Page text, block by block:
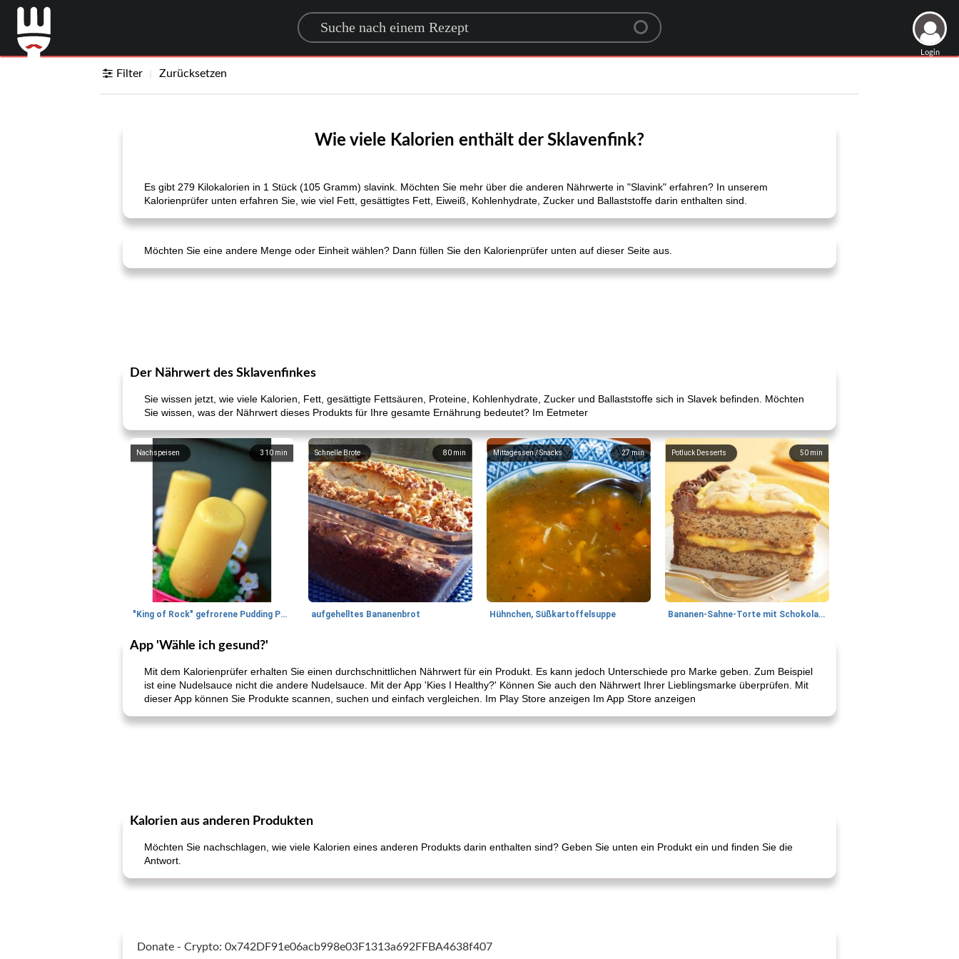
Search for a recipe
Login
Filter Zurücksetzen
Wie viele Kalorien enthält der Sklavenfink?
Es gibt 279 Kilokalorien in 1 Stück (105 Gramm) slavink. Möchten Sie mehr über die anderen Nährwerte in "Slavink" erfahren? In unserem
Kalorienprüfer unten erfahren Sie, wie viel Fett, gesättigtes Fett, Eiweiß, Kohlenhydrate, Zucker und Ballaststoffe darin enthalten sind.
Möchten Sie eine andere Menge oder Einheit wählen? Dann füllen Sie den Kalorienprüfer unten auf dieser Seite aus.
Der Nährwert des Sklavenfinkes
Sie wissen jetzt, wie viele Kalorien, Fett, gesättigte Fettsäuren, Proteine, Kohlenhydrate, Zucker und Ballaststoffe sich in Slavek befinden. Möchten
Sie wissen, was der Nährwert dieses Produkts für Ihre gesamte Ernährung bedeutet? Im Eetmeter
310 min
Nachspeisen
"King of Rock" gefrorene Pudding Pops
80 min
Schnelle Brote
aufgehelltes Bananenbrot
27min
Mittagessen / Snacks
Hühnchen, Süßkartoffelsuppe
50 min
Potluck Desserts
Bananen-Sahne-Torte mit Schokoladenglasur
App 'Wähle ich gesund?'
Mit dem Kalorienprüfer erhalten Sie einen durchschnittlichen Nährwert für ein Produkt. Es kann jedoch Unterschiede pro Marke geben. Zum Beispiel
ist eine Nudelsauce nicht die andere Nudelsauce. Mit der App 'Kies I Healthy?' Können Sie auch den Nährwert Ihrer Lieblingsmarke überprüfen. Mit
dieser App können Sie Produkte scannen, suchen und einfach vergleichen. Im Play Store anzeigen Im App Store anzeigen
Kalorien aus anderen Produkten
Möchten Sie nachschlagen, wie viele Kalorien eines anderen Produkts darin enthalten sind? Geben Sie unten ein Produkt ein und finden Sie die
Antwort.
Donate - Crypto: 0x742DF91e06acb998e03F1313a692FFBA4638f407